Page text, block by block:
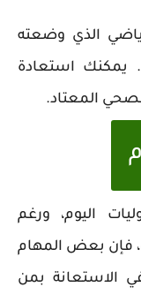
الذي وضعته
يمكنك استعادة
المعتاد.
اليوم، ورغم
فإن بعض المهام
الاستعانة بمن